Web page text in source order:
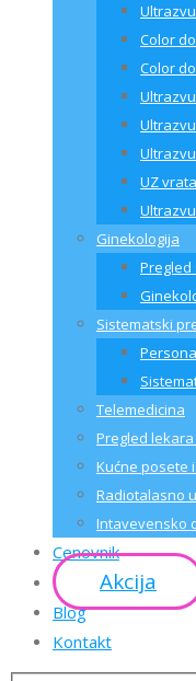
Color
Color
UZ
Ginekologija
Pregled
Sistematski
Telemedicina
Pregled
Kućne posete
Radiotalasno
Intavevensko
Cenovnik
Akcija
Blog
Kontakt